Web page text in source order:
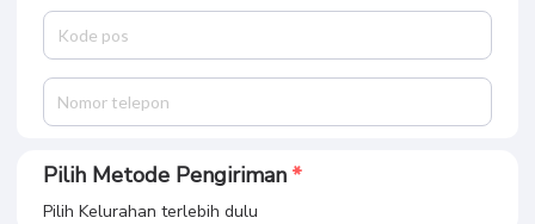
Pilih Metode Pengiriman
Pilih Kelurahan terlebih dulu